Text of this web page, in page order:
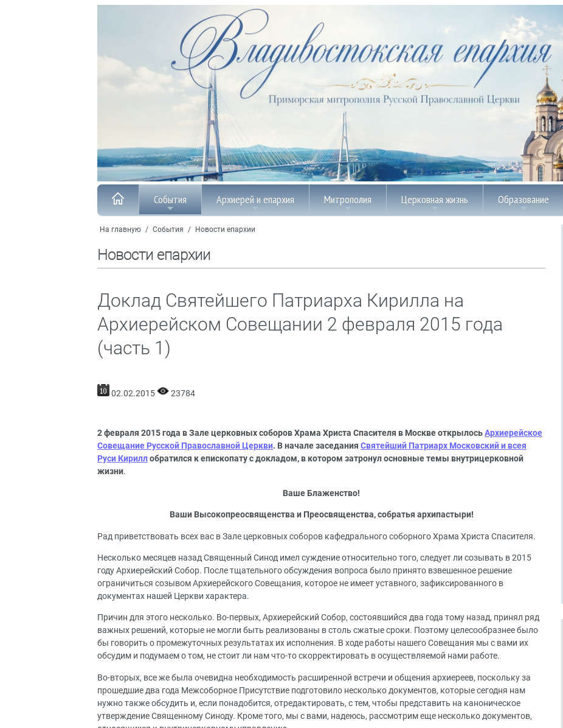
События Архиерей и епархия Митрополия Церковная жизнь Образование
На главную / События / Новости епархии
Новости епархии
Доклад Святейшего Патриарха Кирилла на
Архиерейском Совещании 2 февраля 2015 года
(часть 1)
02.02.2015 23784
2 февраля 2015 года в Зале церковных соборов Храма Христа Спасителя в Москве открылосьАрхиерейское
Совещание Русской Православной Церкви. В начале заседания Святейший Патриарх Московский и всея
Руси Кириллобратился к епископату с докладом, в котором затронул основные темы внутрицерковной
жизни.
Ваше Блаженство!
Ваши Высокопреосвященства и Преосвященства, собратья архипастыри!
Рад приветствовать всех вас в Зале церковных соборов кафедрального соборного Храма Христа Спасителя.
Несколько месяцев назад Священный Синод имел суждение относительно того, следует ли созывать в 2015
году Архиерейский Собор. После тщательного обсуждения вопроса было принято взвешенное решение
ограничиться созывом Архиерейского Совещания, которое не имеет уставного, зафиксированного в
документах нашей Церкви характера.
Причин для этого несколько. Во-первых, Архиерейский Собор, состоявшийся два года тому назад, принял ряд
важных решений, которые не могли быть реализованы в столь сжатые сроки. Поэтому целесообразнее было
бы говорить о промежуточных результатах их исполнения. В ходе работы нашего Совещания мы с вами их
обсудим и подумаем о том, не стоит ли нам что-то скорректировать в осуществляемой нами работе.
Во-вторых, все же была очевидна необходимость расширенной встречи и общения архиереев, поскольку за
прошедшие два года Межсоборное Присутствие подготовило несколько документов, которые сегодня нам
нужно также обсудить и, если понадобится, отредактировать, с тем, чтобы представить на каноническое
утверждение Священному Синоду. Кроме того, мы с вами, надеюсь, рассмотрим еще несколько документов,